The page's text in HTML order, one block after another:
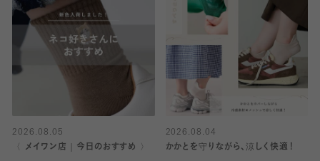
2026.08.05
〈 メイワン店｜今日のおすすめ 〉
2026.08.04
かかとを守りながら、涼しく快適！